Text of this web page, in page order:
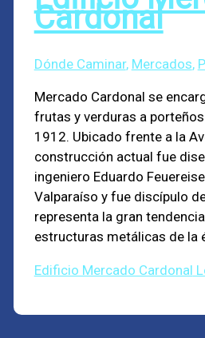
Cardonal
Dónde Caminar, Mercados,
Mercado Cardonal se
frutas y verduras a
1912. Ubicado frente a la
construcción actual fue
ingeniero Eduardo
Valparaíso y fue discípulo
representa la gran
estructuras metálicas de la
Edificio Mercado Cardonal